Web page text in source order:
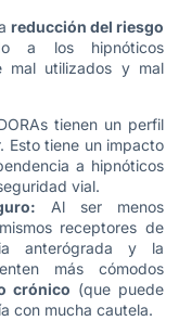
reducción del riesgo
a los hipnóticos
mal utilizados y mal
tienen un perfil
Esto tiene un impacto
a hipnóticos
vial.
Al ser menos
receptores de
anterógrada y la
más cómodos
crónico (que puede
con mucha cautela.